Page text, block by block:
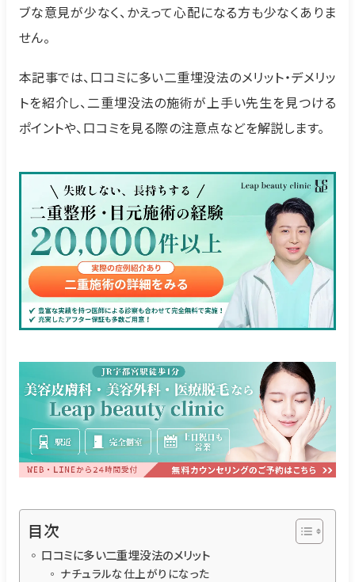
ブな意見が少なく、かえって心配になる方も少なくありま
せん。
本記事では、口コミに多い二重埋没法のメリット・デメリッ
トを紹介し、二重埋没法の施術が上手い先生を見つける
ポイントや、口コミを見る際の注意点などを解説します。
目次
口コミに多い二重埋没法のメリット
ナチュラルな仕上がりになった